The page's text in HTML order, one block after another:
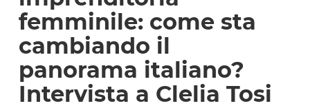
femminile: come sta
cambiando il
panorama italiano?
Intervista a Clelia Tosi